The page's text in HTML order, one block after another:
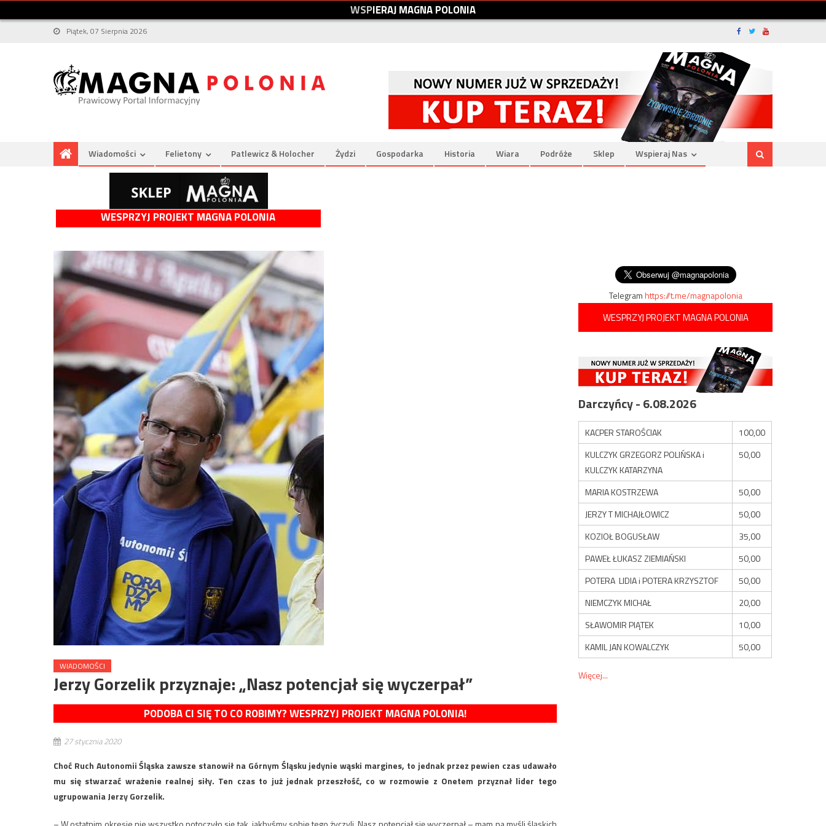
WSPIERAJMAGNAPOLONIA
Piątek, 07 Sierpnia 2026
Wiadomości Felietony Patlewicz & Holocher Żydzi Gospodarka Historia Wiara Podróże Sklep Wspieraj Nas
WESPRZYJ PROJEKT MAGNA POLONIA
WIADOMOŚCI
Jerzy Gorzelik przyznaje: „Nasz potencjał się wyczerpał”
PODOBA CI SIĘ TO CO ROBIMY? WESPRZYJ PROJEKT MAGNA POLONIA!
27 stycznia 2020
Choć Ruch Autonomii Śląska zawsze stanowił na Górnym Śląsku jedynie wąski margines, to jednak przez pewien czas udawało
mu się stwarzać wrażenie realnej siły. Ten czas to już jednak przeszłość, co w rozmowie z Onetem przyznał lider tego
ugrupowania Jerzy Gorzelik.
Telegramhttps://t.me/magnapolonia
WESPRZYJ PROJEKT MAGNA POLONIA
Darczyńcy - 6.08.2026
KACPER STAROŚCIAK
100,00
KULCZYK GRZEGORZ POLIŃSKA i
KULCZYK KATARZYNA
50,00
MARIA KOSTRZEWA
50,00
JERZY T MICHAJŁOWICZ
50,00
KOZIOŁ BOGUSŁAW
35,00
PAWEŁ ŁUKASZ ZIEMIAŃSKI
50,00
POTERA LIDIA i POTERA KRZYSZTOF
50,00
NIEMCZYK MICHAŁ
20,00
SŁAWOMIR PIĄTEK
10,00
KAMIL JAN KOWALCZYK
50,00
Więcej...